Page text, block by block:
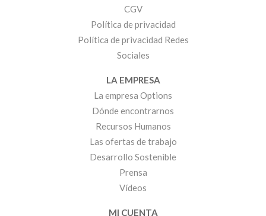
CGV
Política de privacidad
Política de privacidad Redes
Sociales
LA EMPRESA
La empresa Options
Dónde encontrarnos
Recursos Humanos
Las ofertas de trabajo
Desarrollo Sostenible
Prensa
Vídeos
MI CUENTA